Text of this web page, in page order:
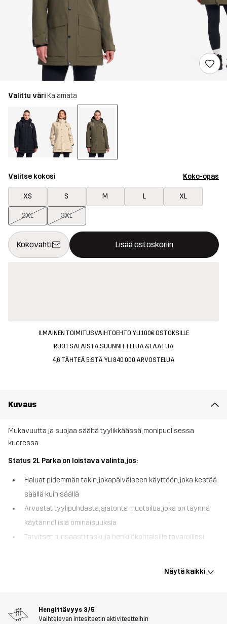
Valittu väri Kalamata
Valitse kokosi Koko-opas
XS S M L XL
2XL 3XL
Kokovahti Lisää ostoskoriin
Tämä painike avaa ikkunan, joka vahvistaa uuden tuotteen
{{size}} ei saatavilla
ILMAINEN TOIMITUSVAIHTOEHTO YLI 100€ OSTOKSILLE
RUOTSALAISTA SUUNNITTELUA & LAATUA
4,6 TÄHTEÄ 5:STÄ YLI 840 000 ARVOSTELUA
Kuvaus
Mukavuutta ja suojaa säältä tyylikkäässä, monipuolisessa
kuoressa.
Status 2L Parka on loistava valinta, jos:
Haluat pidemmän takin, jokapäiväiseen käyttöön, joka kestää
säällä kuin säällä
Arvostat tyylipuhdasta, ajatonta muotoilua, joka on täynnä
käytännöllisiä ominaisuuksia
Tarvitset runsaasti taskuja henkilökohtaisille tavaroillesi
selviytyä arvaamattomista sääolosuhteista tyylikkäästi. Tässä
irrotettava, ja takaosan tuuletus auttaa ylläpitämään
Näytä kaikki
Hengittävyys 3/5
Vaihtelevan intesiteetin aktiviteetteihin